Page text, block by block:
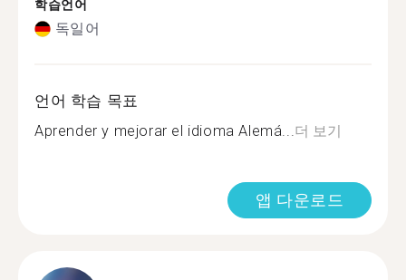
학습언어
독일어
언어 학습 목표
Aprender y mejorar el idioma Alemá...더 보기
앱 다운로드